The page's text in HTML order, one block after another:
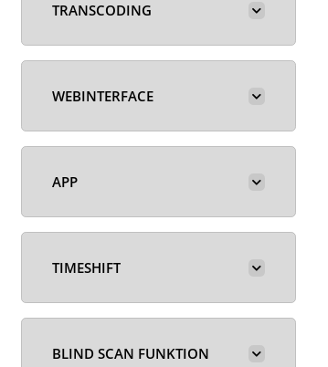
TRANSCODING
WEBINTERFACE
APP
TIMESHIFT
BLIND SCAN FUNKTION